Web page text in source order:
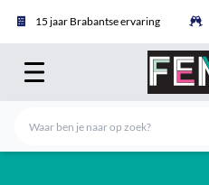
15 jaar Brabantse ervaring